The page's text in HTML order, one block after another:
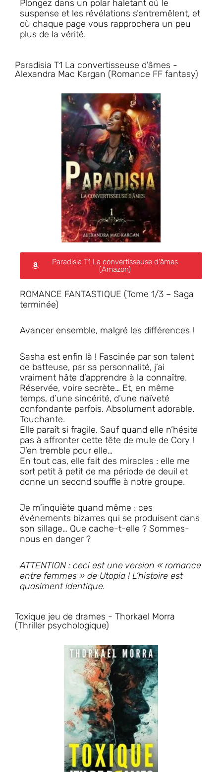
Plongez dans un polar haletant où le
suspense et les révélations s’entremêlent, et
où chaque page vous rapprochera un peu
plus de la vérité.
Paradisia T1 La convertisseuse d'âmes -
Alexandra Mac Kargan (Romance FF fantasy)
Paradisia T1 La convertisseuse d'âmes
(Amazon)
ROMANCE FANTASTIQUE (Tome 1/3 – Saga
terminée)
Avancer ensemble, malgré les différences !
Sasha est enfin là ! Fascinée par son talent
de batteuse, par sa personnalité, j’ai
vraiment hâte d’apprendre à la connaître.
Réservée, voire secrète… Et, en même
temps, d’une sincérité, d’une naïveté
confondante parfois. Absolument adorable.
Touchante.
Elle paraît si fragile. Sauf quand elle n’hésite
pas à affronter cette tête de mule de Cory !
J’en tremble pour elle…
En tout cas, elle fait des miracles : elle me
sort petit à petit de ma période de deuil et
donne un second souffle à notre groupe.
Je m’inquiète quand même : ces
événements bizarres qui se produisent dans
son sillage… Que cache-t-elle ? Sommes-
nous en danger ?
ATTENTION : ceci est une version « romance
entre femmes » de Utopia ! L’histoire est
quasiment identique.
Toxique jeu de drames - Thorkael Morra
(Thriller psychologique)